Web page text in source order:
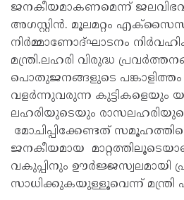
ജനകീയമാകണമെന്ന് ജലവിഭവ
അഗസ്റ്റിൻ. മൂലമറ്റം
നിർമ്മാണോദ്ഘാടനം
മന്ത്രി.ലഹരി വിരുദ്ധ
പൊതുജനങ്ങളുടെ
വളർന്നുവരുന്ന
ലഹരിയുടെയും
മോചിപ്പിക്കേണ്ടത്
ജനകീയമായ
വകുപ്പിനും ഊർജ്ജസ്വലമായി
സാധിക്കുകയുള്ളൂവെന്ന്